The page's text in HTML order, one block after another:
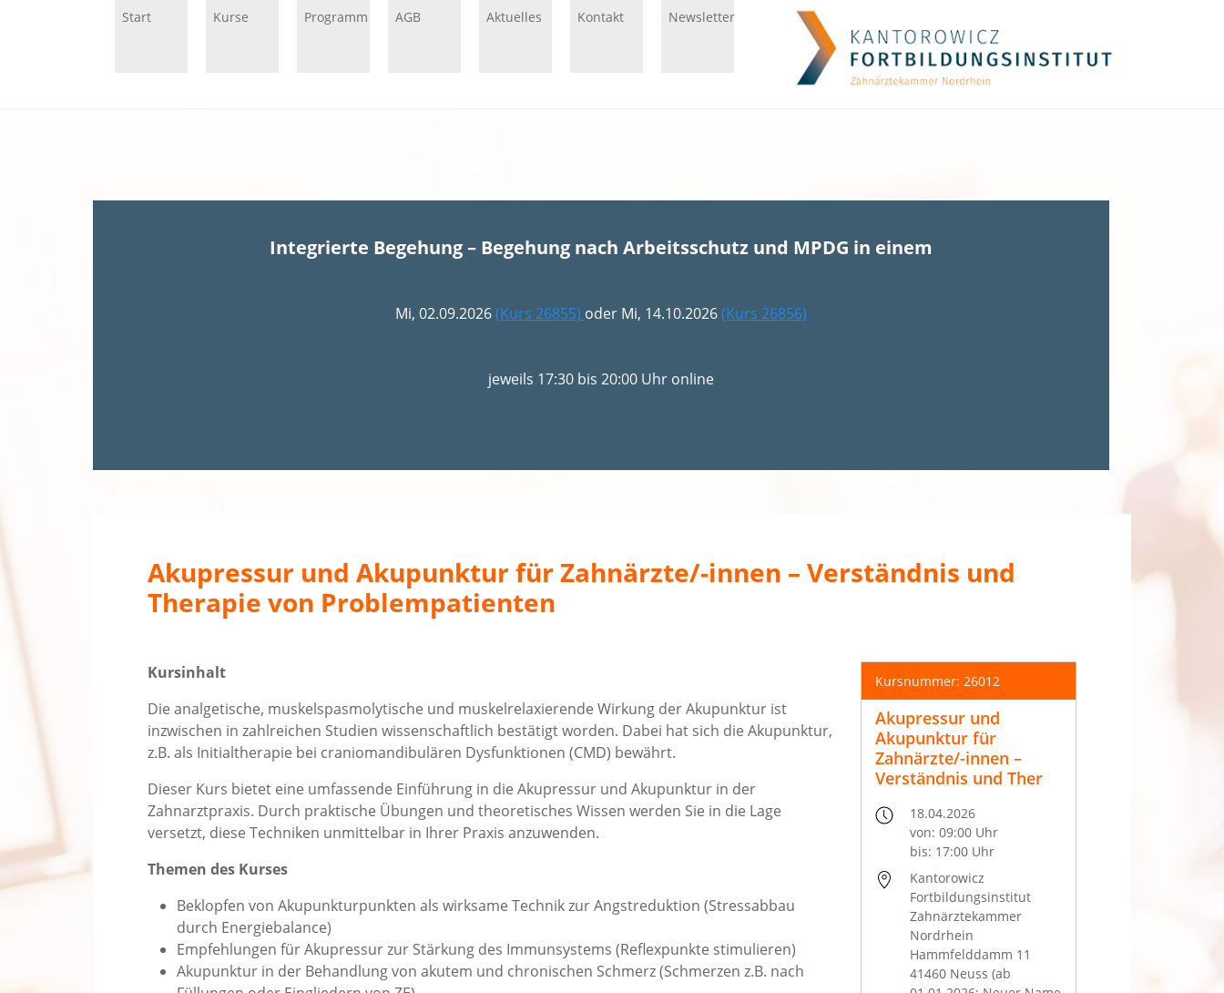
Start Kurse Programm AGB Aktuelles Kontakt Newsletter
Integrierte Begehung – Begehung nach Arbeitsschutz und MPDG in einem
Mi, 02.09.2026(Kurs 26855) oder Mi, 14.10.2026(Kurs 26856)
jeweils 17:30 bis 20:00 Uhr online
Akupressur und Akupunktur für Zahnärzte/-innen – Verständnis und
Therapie von Problempatienten
Kursinhalt
Die analgetische, muskelspasmolytische und muskelrelaxierende Wirkung der Akupunktur ist
inzwischen in zahlreichen Studien wissenschaftlich bestätigt worden. Dabei hat sich die Akupunktur,
z.B. als Initialtherapie bei craniomandibulären Dysfunktionen (CMD) bewährt.
Dieser Kurs bietet eine umfassende Einführung in die Akupressur und Akupunktur in der
Zahnarztpraxis. Durch praktische Übungen und theoretisches Wissen werden Sie in die Lage
versetzt, diese Techniken unmittelbar in Ihrer Praxis anzuwenden.
Themen des Kurses
Beklopfen von Akupunkturpunkten als wirksame Technik zur Angstreduktion (Stressabbau
durch Energiebalance)
Empfehlungen für Akupressur zur Stärkung des Immunsystems (Reflexpunkte stimulieren)
Akupunktur in der Behandlung von akutem und chronischen Schmerz (Schmerzen z.B. nach
Kursnummer: 26012
Akupressur und
Akupunktur für
Zahnärzte/-innen –
Verständnis und Ther
18.04.2026
von: 09:00 Uhr
bis: 17:00 Uhr
Kantorowicz
Fortbildungsinstitut
Zahnärztekammer
Nordrhein
Hammfelddamm 11
41460 Neuss (ab